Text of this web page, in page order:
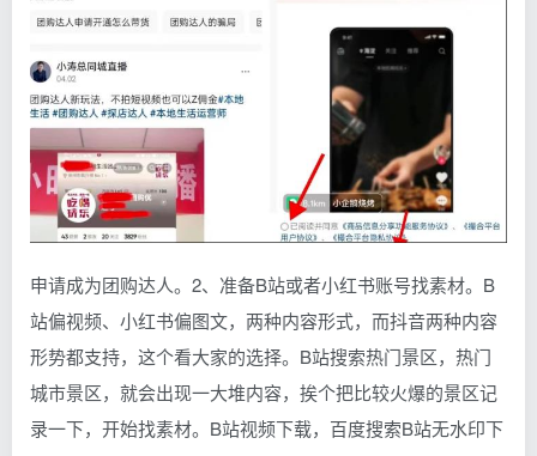
申请成为团购达人。2、准备B站或者小红书账号找素材。B
站偏视频、小红书偏图文，两种内容形式，而抖音两种内容
形势都支持，这个看大家的选择。B站搜索热门景区，热门
城市景区，就会出现一大堆内容，挨个把比较火爆的景区记
录一下，开始找素材。B站视频下载，百度搜索B站无水印下